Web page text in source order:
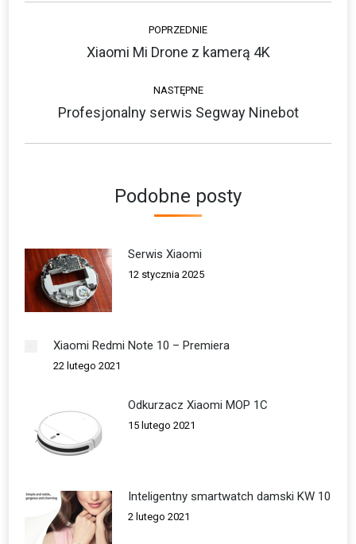
Nawigacja
wpisów
POPRZEDNIE
Poprzedni
Xiaomi Mi Drone z kamerą 4K
NASTĘPNE
Następny
Profesjonalny serwis Segway Ninebot
Podobne posty
Serwis Xiaomi
12 stycznia 2025
Xiaomi Redmi Note 10 – Premiera
22 lutego 2021
Odkurzacz Xiaomi MOP 1C
15 lutego 2021
Inteligentny smartwatch damski KW 10
2 lutego 2021